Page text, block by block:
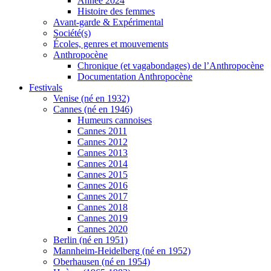
Histoire des femmes
Avant-garde & Expérimental
Société(s)
Écoles, genres et mouvements
Anthropocène
Chronique (et vagabondages) de l’Anthropocène
Documentation Anthropocène
Festivals
Venise (né en 1932)
Cannes (né en 1946)
Humeurs cannoises
Cannes 2011
Cannes 2012
Cannes 2013
Cannes 2014
Cannes 2015
Cannes 2016
Cannes 2017
Cannes 2018
Cannes 2019
Cannes 2020
Berlin (né en 1951)
Mannheim-Heidelberg (né en 1952)
Oberhausen (né en 1954)